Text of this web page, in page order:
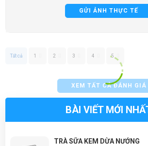
GỬI ẢNH THỰC TẾ
Tất cả 1 2 3 4 5
XEM TẤT CẢ ĐÁNH GIÁ
BÀI VIẾT MỚI
TRÀ SỮA KEM DỪA NƯỚNG